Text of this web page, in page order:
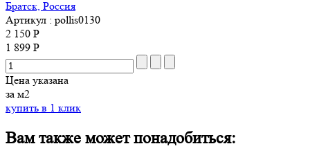
Братск, Россия
Артикул : pollis0130
2 150 Р
1 899 Р
Цена указана
за м2
купить в 1 клик
Вам также может понадобиться: